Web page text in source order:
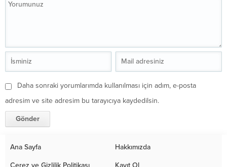
Daha sonraki yorumlarımda kullanılması için adım, e-posta
adresim ve site adresim bu tarayıcıya kaydedilsin.
Ana Sayfa Hakkımızda
Çerez ve Gizlilik Politikası Kayıt Ol